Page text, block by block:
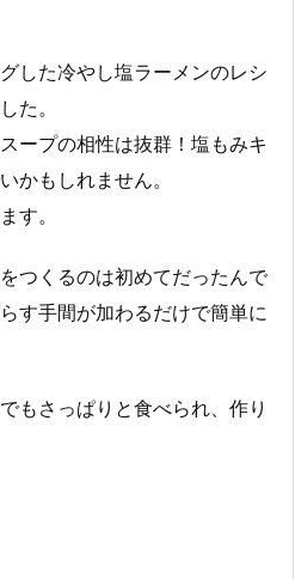
した冷やし塩ラーメンのレシ
た。
ープの相性は抜群！塩もみキ
かもしれません。
す。
つくるのは初めてだったんで
す手間が加わるだけで簡単に
もさっぱりと食べられ、作り